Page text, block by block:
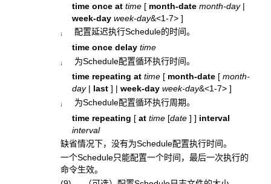
time once at time [ month-date month-day |
week-day week-day&<1-7> ]
¡
配置延迟执行Schedule的时间。
time once delay time
¡
为Schedule配置循环执行时间。
time repeating at time [ month-date [ month-
day | last ] | week-day week-day&<1-7> ]
¡
为Schedule配置循环执行周期。
time repeating [at time [date ] ] interval
interval
缺省情况下，没有为Schedule配置执行时间。
一个Schedule只能配置一个时间，最后一次执行的
命令生效。